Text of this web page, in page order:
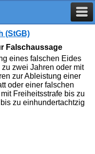
(StGB)
Falschaussage
eines falschen Eides
zwei Jahren oder mit
zur Ableistung einer
oder einer falschen
Freiheitsstrafe bis zu
zu einhundertachtzig